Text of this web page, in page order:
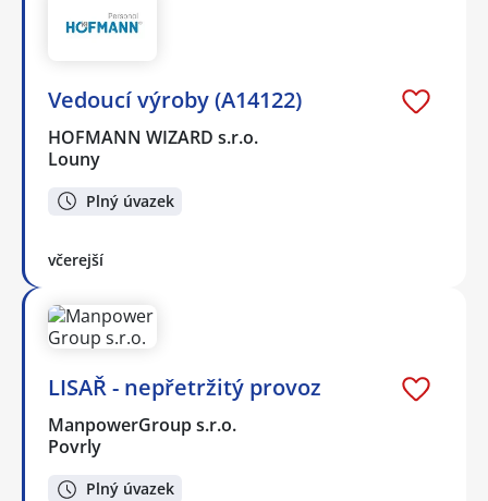
Vedoucí výroby (A14122)
HOFMANN WIZARD s.r.o.
Louny
Plný úvazek
včerejší
LISAŘ - nepřetržitý provoz
ManpowerGroup s.r.o.
Povrly
Plný úvazek